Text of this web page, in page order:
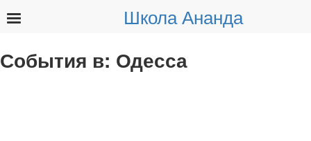
Школа Ананда
События в: Одесса